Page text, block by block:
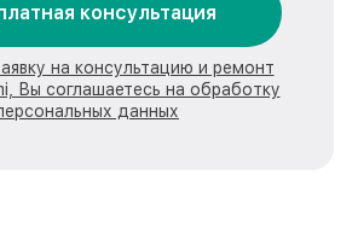
консультация
на консультацию и ремонт
Вы соглашаетесь на обработку
данных